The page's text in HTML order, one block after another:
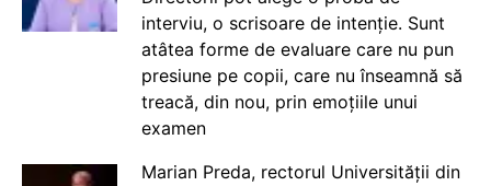
interviu, o scrisoare de intenție. Sunt
atâtea forme de evaluare care nu pun
presiune pe copii, care nu înseamnă să
treacă, din nou, prin emoțiile unui
examen
Marian Preda, rectorul Universității din